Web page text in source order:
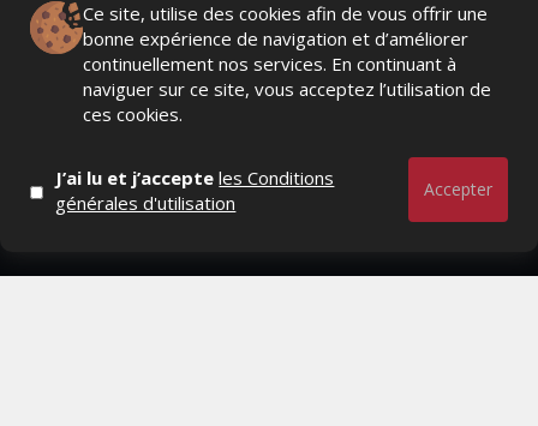
Ce site, utilise des cookies afin de vous offrir une
bonne expérience de navigation et d’améliorer
continuellement nos services. En continuant à
naviguer sur ce site, vous acceptez l’utilisation de
ces cookies.
J’ai lu et j’accepteles Conditions
générales d'utilisation
Accepter
- Page d'accueil
- Qui sommes-nous ?
- Contactez-nous
- Conditions générales